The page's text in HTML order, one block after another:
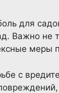
для
Важно не
меры
с